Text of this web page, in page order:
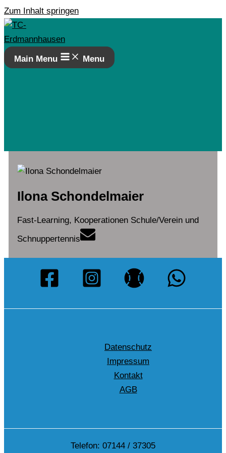
Zum Inhalt springen
Main Menu Menu
Ilona Schondelmaier
Fast-Learning, Kooperationen Schule/Verein und
Schnuppertennis
Datenschutz
Impressum
Kontakt
AGB
Telefon: 07144 / 37305